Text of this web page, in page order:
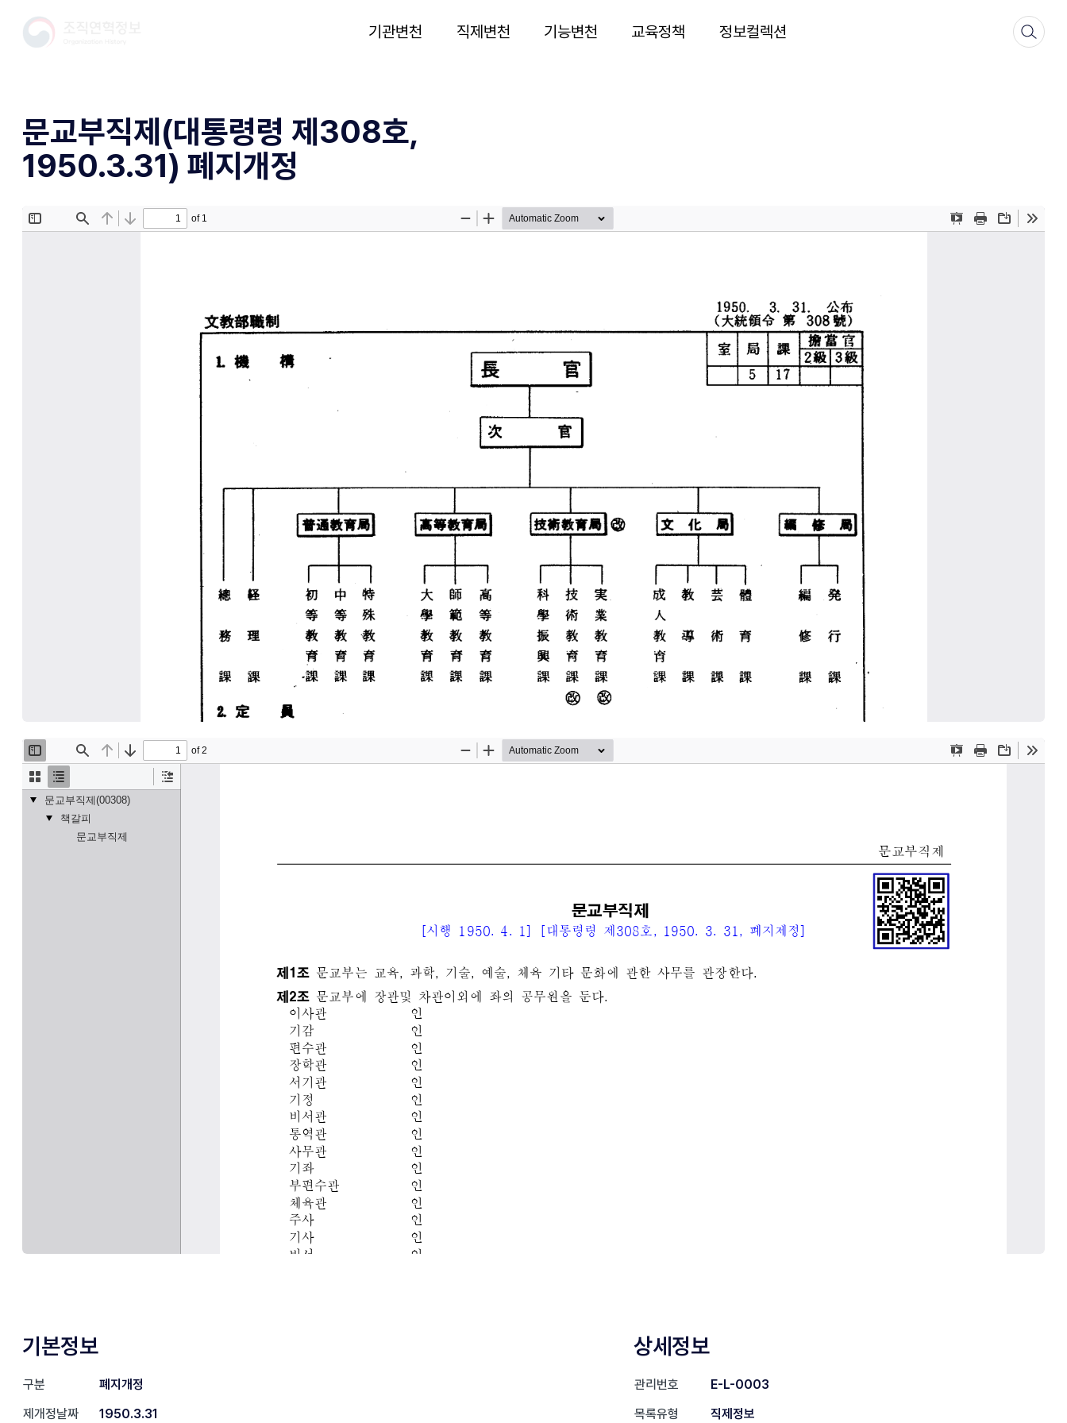
기관변천 직제변천 기능변천 교육정책 정보컬렉션
문교부직제(대통령령 제308호,
1950.3.31) 폐지개정
기본정보
구분
폐지개정
제개정날짜
1950.3.31
상세정보
관리번호
E-L-0003
목록유형
직제정보